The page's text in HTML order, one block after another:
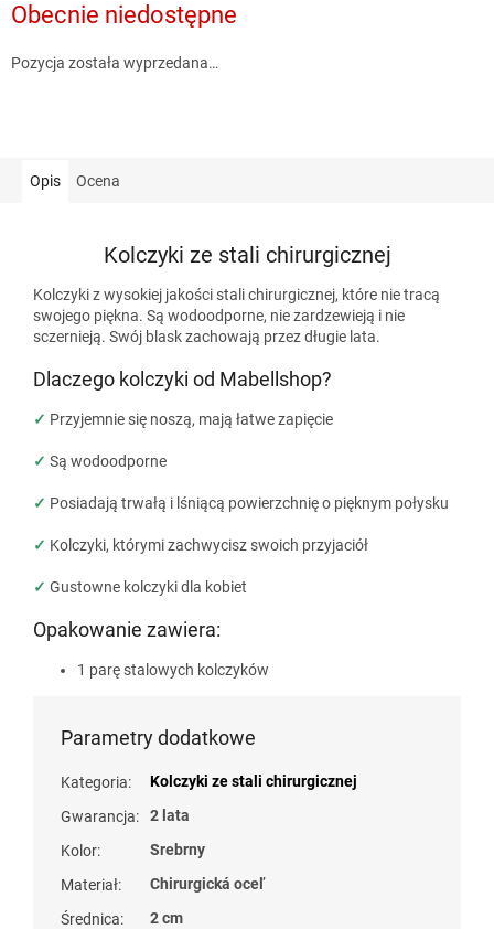
Obecnie niedostępne
Pozycja została wyprzedana…
Opis Ocena
Kolczyki ze stali chirurgicznej
Kolczyki z wysokiej jakości stali chirurgicznej, które nie tracą
swojego piękna. Są wodoodporne, nie zardzewieją i nie
sczernieją. Swój blask zachowają przez długie lata.
Dlaczego kolczyki od Mabellshop?
✓ Przyjemnie się noszą, mają łatwe zapięcie
✓ Są wodoodporne
✓ Posiadają trwałą i lśniącą powierzchnię o pięknym połysku
✓ Kolczyki, którymi zachwycisz swoich przyjaciół
✓ Gustowne kolczyki dla kobiet
Opakowanie zawiera:
1 parę stalowych kolczyków
Parametry dodatkowe
Kategoria:
Kolczyki ze stali chirurgicznej
Gwarancja:
2 lata
Kolor:
Srebrny
Materiał:
Chirurgická oceľ
Średnica:
2 cm